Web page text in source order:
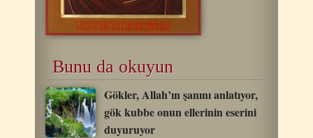
Bunu da okuyun
Gökler, Allah’ın şanını anlatıyor,
gök kubbe onun ellerinin eserini
duyuruyor